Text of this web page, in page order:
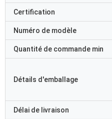
Certification
Numéro de modèle
Quantité de commande min
Détails d'emballage
Délai de livraison